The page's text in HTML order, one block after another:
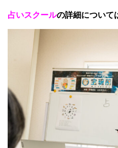
占いスクールの詳細について